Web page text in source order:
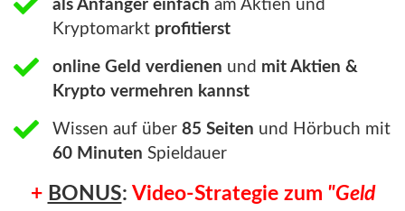
als Anfänger einfach am Aktien und
Kryptomarkt profitierst
online Geld verdienen und mit Aktien &
Krypto vermehren kannst
Wissen auf über 85 Seiten und Hörbuch mit
60 Minuten Spieldauer
+ BONUS: Video-Strategie zum "Geld